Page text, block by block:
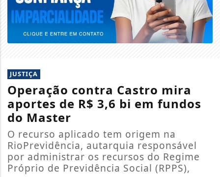
JUSTIÇA
Operação contra Castro mira
aportes de R$ 3,6 bi em fundos
do Master
O recurso aplicado tem origem na
RioPrevidência, autarquia responsável
por administrar os recursos do Regime
Próprio de Previdência Social (RPPS),